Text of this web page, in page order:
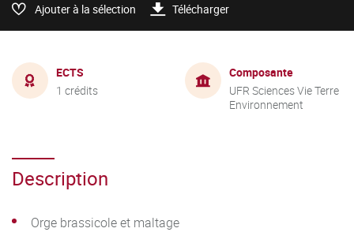
Ajouter à la sélection Télécharger
ECTS
1 crédits
Composante
UFR Sciences Vie Terre
Environnement
Description
Orge brassicole et maltage